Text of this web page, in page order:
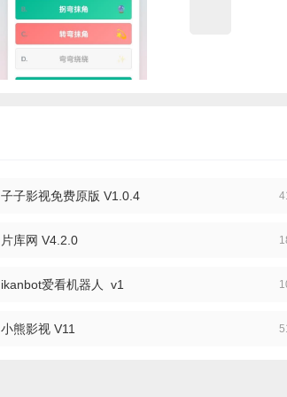
子子影视免费原版 V1.0.4
片库网 V4.2.0
ikanbot爱看机器人 v1
小熊影视 V11